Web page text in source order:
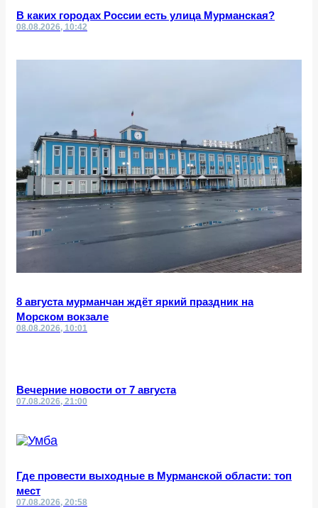
В каких городах России есть улица Мурманская?
08.08.2026, 10:42
8 августа мурманчан ждёт яркий праздник на
Морском вокзале
08.08.2026, 10:01
Вечерние новости от 7 августа
07.08.2026, 21:00
Где провести выходные в Мурманской области: топ
мест
07.08.2026, 20:58